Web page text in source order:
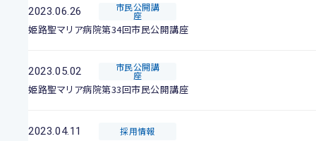
2023.06.26 市民公開講
座
姫路聖マリア病院第34回市民公開講座
2023.05.02 市民公開講
座
姫路聖マリア病院第33回市民公開講座
2023.04.11 採用情報